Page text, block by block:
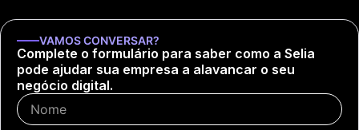
VAMOS CONVERSAR?
Complete o formulário para saber como a Selia
pode ajudar sua empresa a alavancar o seu
negócio digital.